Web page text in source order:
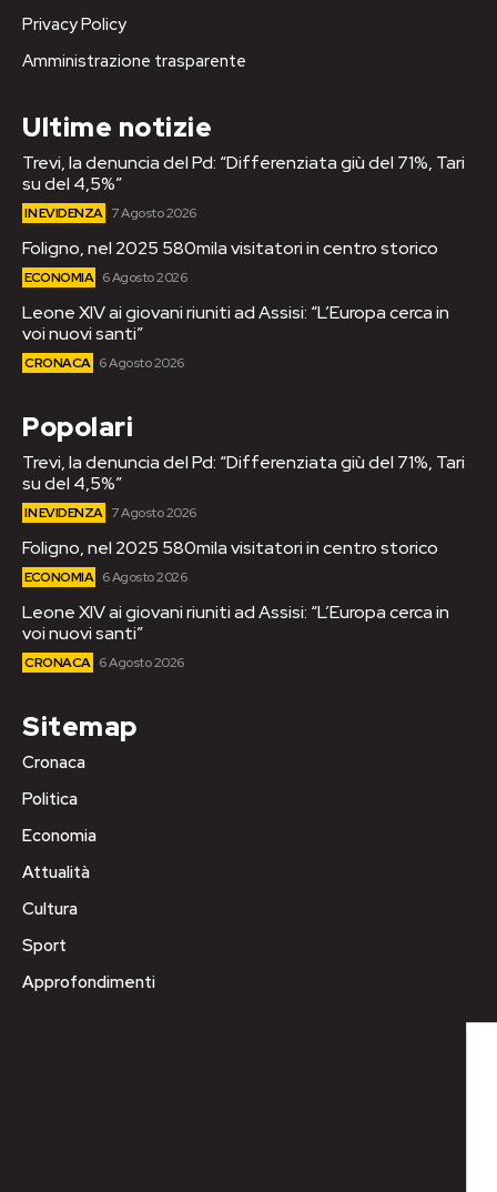
Privacy Policy
Amministrazione trasparente
Ultime notizie
Trevi, la denuncia del Pd: “Differenziata giù del 71%, Tari
su del 4,5%”
IN EVIDENZA 7 Agosto 2026
Foligno, nel 2025 580mila visitatori in centro storico
ECONOMIA 6 Agosto 2026
Leone XIV ai giovani riuniti ad Assisi: “L’Europa cerca in
voi nuovi santi”
CRONACA 6 Agosto 2026
Popolari
Trevi, la denuncia del Pd: “Differenziata giù del 71%, Tari
su del 4,5%”
IN EVIDENZA 7 Agosto 2026
Foligno, nel 2025 580mila visitatori in centro storico
ECONOMIA 6 Agosto 2026
Leone XIV ai giovani riuniti ad Assisi: “L’Europa cerca in
voi nuovi santi”
CRONACA 6 Agosto 2026
Sitemap
Cronaca
Politica
Economia
Attualità
Cultura
Sport
Approfondimenti